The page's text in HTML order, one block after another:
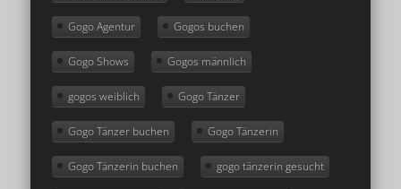
Gogo Agentur Gogos buchen
Gogo Shows Gogos männlich
gogos weiblich Gogo Tänzer
Gogo Tänzer buchen Gogo Tänzerin
Gogo Tänzerin buchen gogo tänzerin gesucht